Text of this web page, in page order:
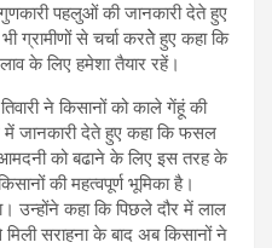
पहलुओं की जानकारी देते हुए
ग्रामीणों से चर्चा करतेे हुए कहा कि
के लिए हमेशा तैयार रहें।
ने किसानों को काले गेंहूं की
जानकारी देते हुए कहा कि फसल
को बढाने के लिए इस तरह के
की महत्वपूर्ण भूमिका है।
उन्होंने कहा कि पिछले दौर में लाल
सराहना के बाद अब किसानों ने